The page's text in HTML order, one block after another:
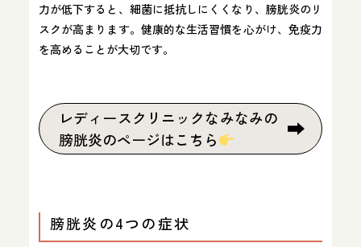
力が低下すると、細菌に抵抗しにくくなり、膀胱炎のリ
スクが高まります。健康的な生活習慣を心がけ、免疫力
を高めることが大切です。
レディースクリニックなみなみの
膀胱炎のページはこちら
膀胱炎の4つの症状